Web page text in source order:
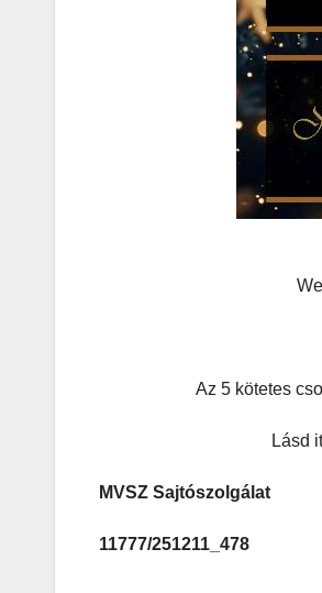
Az 5 kötetes
Lásd
MVSZ Sajtószolgálat
11777/251211_478